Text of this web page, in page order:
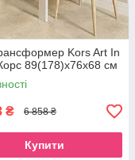
Kors Art In
89(178)x76x68 см
₴ 6 858 ₴
Купити